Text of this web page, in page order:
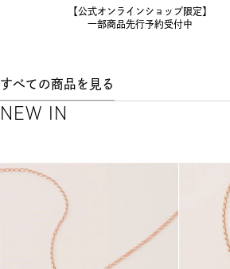
【公式オンラインショップ限定】
一部商品先行予約受付中
すべての商品を見る
NEW IN